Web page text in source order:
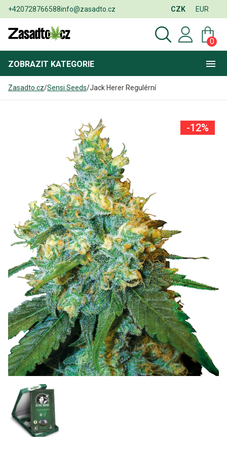
+420728766588info@zasadto.cz CZK EUR
0
ZOBRAZIT KATEGORIE
Zasadto.cz/Sensi Seeds/Jack Herer Regulérní
-12%